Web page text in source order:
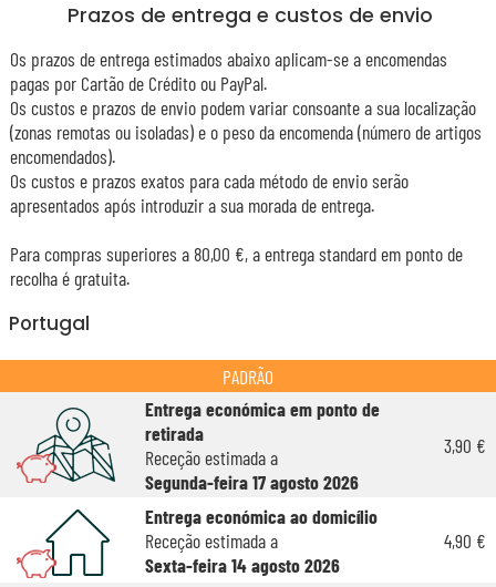
Prazos de entrega e custos de envio
Os prazos de entrega estimados abaixo aplicam-se a encomendas
pagas por Cartão de Crédito ou PayPal.
Os custos e prazos de envio podem variar consoante a sua localização
(zonas remotas ou isoladas) e o peso da encomenda (número de artigos
encomendados).
Os custos e prazos exatos para cada método de envio serão
apresentados após introduzir a sua morada de entrega.
Para compras superiores a 80,00 €, a entrega standard em ponto de
recolha é gratuita.
Portugal
PADRÃO
Entrega económica em ponto de
retirada
Receção estimada a
Segunda-feira 17 agosto 2026
3,90 €
Entrega económica ao domicílio
Receção estimada a
Sexta-feira 14 agosto 2026
4,90 €